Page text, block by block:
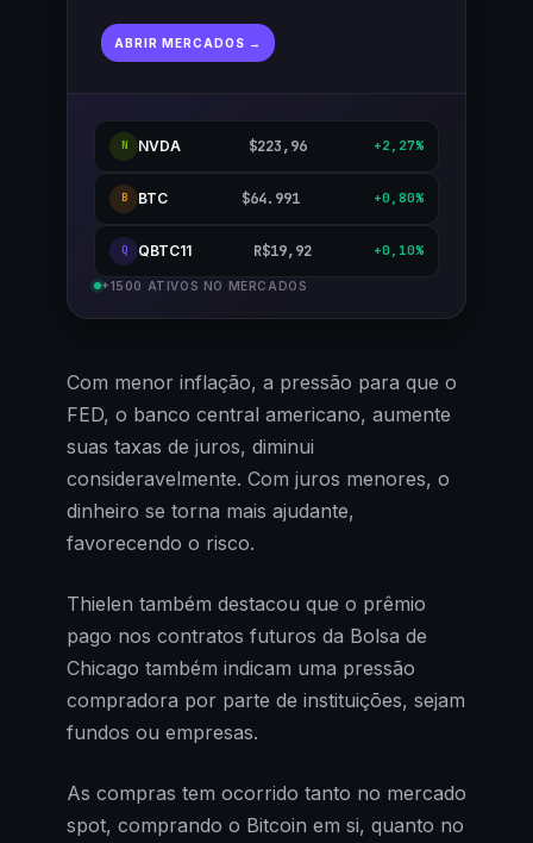
ABRIR MERCADOS →
N NVDA $223,96 +2,27%
B BTC $64.991 +0,80%
Q QBTC11 R$19,92 +0,10%
+1500 ATIVOS NO MERCADOS
Com menor inflação, a pressão para que o
FED, o banco central americano, aumente
suas taxas de juros, diminui
consideravelmente. Com juros menores, o
dinheiro se torna mais ajudante,
favorecendo o risco.
Thielen também destacou que o prêmio
pago nos contratos futuros da Bolsa de
Chicago também indicam uma pressão
compradora por parte de instituições, sejam
fundos ou empresas.
As compras tem ocorrido tanto no mercado
spot, comprando o Bitcoin em si, quanto no